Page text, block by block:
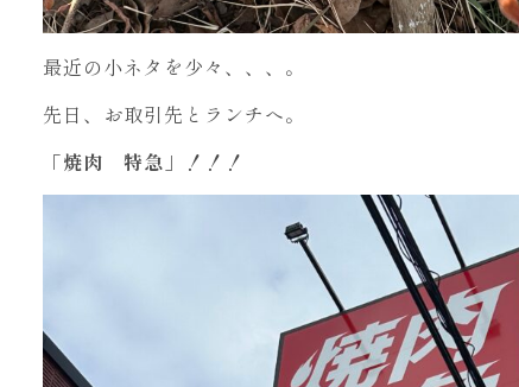
最近の小ネタを少々、、、。
先日、お取引先とランチへ。
「焼肉 特急 」！！！